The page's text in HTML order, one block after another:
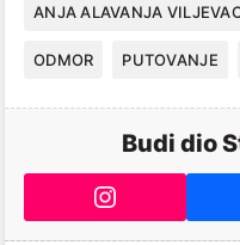
ANJA ALAVANJA
ODMOR PUTOVANJE
Budi dio